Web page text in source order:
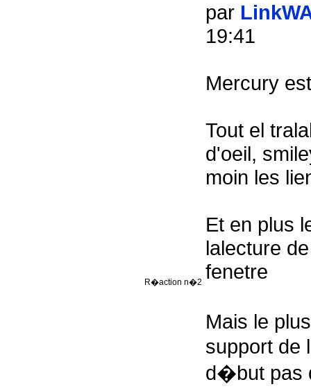
R�action n�2
par
19:41
Mercury
Tout el
d'oeil,
moin les
Et en plus
lalecture
fenetre
Mais le
support de
d�but pas